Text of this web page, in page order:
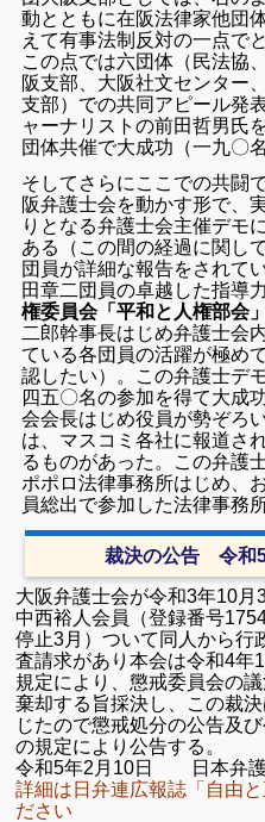
動とともに在阪法律家他団
えて有事法制反対の一点で
この点では六団体（民法協
阪支部、大阪社文センター
支部）での共同アピール発
ャーナリストの前田哲男氏
団体共催で大成功（一九〇
そしてさらにここでの共闘
阪弁護士会を動かす形で、
りとなる弁護士会主催デモ
ある（この間の経過に関し
団員が詳細な報告をされて
田章二団員の卓越した指導
権委員会「平和と人権部会
二郎幹事長はじめ弁護士会
ている各団員の活躍が極め
認したい）。この弁護士デ
四五〇名の参加を得て大成
会会長はじめ役員が勢ぞろ
は、マスコミ各社に報道さ
るものがあった。この弁護
ポポロ法律事務所はじめ、
員総出で参加した法律事務
裁決の公告 令和
大阪弁護士会が令和3年10
中西裕人会員（登録番号
停止3月）ついて同人から行
査請求があり本会は令和4年
規定により、懲戒委員会の
棄却する旨採決し、この裁
じたので懲戒処分の公告及
の規定により公告する。
令和5年2月10日 日本弁護
詳細は日弁連広報誌「自由
ださい